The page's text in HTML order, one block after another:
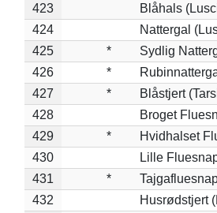
423
Blåhals
424
Nattergal
425
*
Sydlig
426
*
427
*
Blåstjert
428
Broget
429
*
Hvidhalset
430
Lille
431
*
432
Husrødstjert